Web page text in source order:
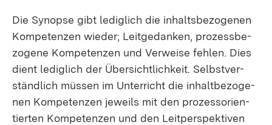
Die Syn­op­se gibt le­dig­lich die in­halts­be­zo­ge­nen
Kom­pe­ten­zen wie­der; Leit­ge­dan­ken, pro­zess­be­
zo­ge­ne Kom­pe­ten­zen und Ver­wei­se feh­len. Dies
dient le­dig­lich der Über­sicht­lich­keit. Selbst­ver­
ständ­lich müs­sen im Un­ter­richt die in­halt­be­zo­ge­
nen Kom­pe­ten­zen je­weils mit den pro­zess­ori­en­
tier­ten Kom­pe­ten­zen und den Leit­per­spek­ti­ven